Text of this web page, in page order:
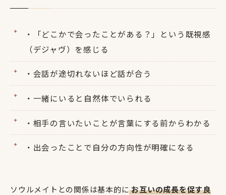
・「どこかで会ったことがある？」という既視感
（デジャヴ）を感じる
・会話が途切れないほど話が合う
・一緒にいると自然体でいられる
・相手の言いたいことが言葉にする前からわかる
・出会ったことで自分の方向性が明確になる
ソウルメイトとの関係は基本的にお互いの成長を促す良